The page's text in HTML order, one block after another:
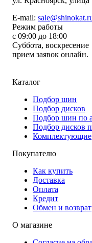
E-mail:
Режим работы
с 09:00 до 18:00
Суббота, воскресение
прием заявок онлайн.
Каталог
Подбор шин
Подбор дисков
Подбор шин по
Подбор дисков
Комплектующие
Покупателю
Как купить
Доставка
Оплата
Кредит
Обмен и возврат
О магазине